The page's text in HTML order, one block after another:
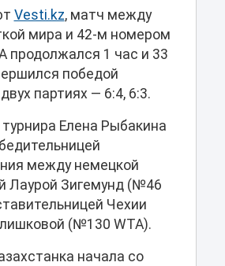
Vesti.kz, матч между
мира и 42-м номером
продолжался 1 час и 33
победой
партиях — 6:4, 6:3.
Елена Рыбакина
между немецкой
Лаурой Зигемунд (№46
Чехии
(№130 WTA).
начала со